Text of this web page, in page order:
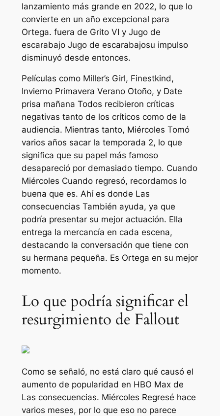
lanzamiento más grande en 2022, lo que lo
convierte en un año excepcional para
Ortega. fuera de Grito VI y Jugo de
escarabajo Jugo de escarabajosu impulso
disminuyó desde entonces.
Películas como Miller’s Girl, Finestkind,
Invierno Primavera Verano Otoño, y Date
prisa mañana Todos recibieron críticas
negativas tanto de los críticos como de la
audiencia. Mientras tanto, Miércoles Tomó
varios años sacar la temporada 2, lo que
significa que su papel más famoso
desapareció por demasiado tiempo. Cuando
Miércoles Cuando regresó, recordamos lo
buena que es. Ahí es donde Las
consecuencias También ayuda, ya que
podría presentar su mejor actuación. Ella
entrega la mercancía en cada escena,
destacando la conversación que tiene con
su hermana pequeña. Es Ortega en su mejor
momento.
Lo que podría significar el
resurgimiento de Fallout
Como se señaló, no está claro qué causó el
aumento de popularidad en HBO Max de
Las consecuencias. Miércoles Regresé hace
varios meses, por lo que eso no parece